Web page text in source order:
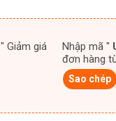
" Giảm giá
Nhập mã "
đơn hàng
Sao chép